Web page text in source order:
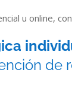
u online,